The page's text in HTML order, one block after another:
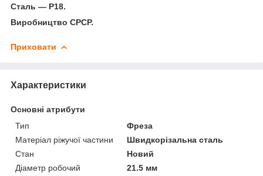
Сталь — Р18.
Виробництво СРСР.
Приховати
Характеристики
Основні атрибути
Тип
Фреза
Матеріал ріжучої частини
Швидкорізальна сталь
Стан
Новий
Діаметр робочий
21.5 мм